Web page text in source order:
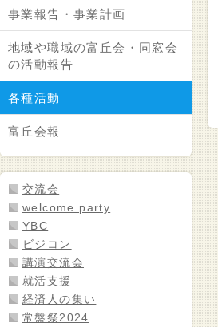
事業報告・事業計画
地域や職域の富丘会・同窓会
の活動報告
各種活動
富丘会報
交流会
welcome party
YBC
ビジコン
講演交流会
就活支援
経済人の集い
常盤祭2024